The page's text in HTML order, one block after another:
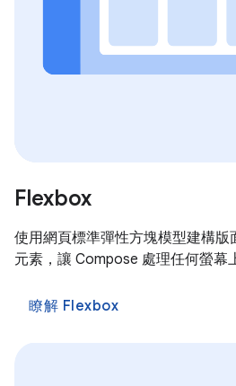
Flexbox
使用網頁標準彈性方塊模型建構版
元素，讓 Compose 處理任何螢幕
瞭解 Flexbox